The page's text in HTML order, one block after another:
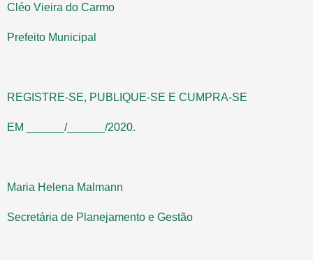
Cléo Vieira do Carmo
Prefeito Municipal
REGISTRE-SE, PUBLIQUE-SE E CUMPRA-SE
EM ______/______/2020.
Maria Helena Malmann
Secretária de Planejamento e Gestão